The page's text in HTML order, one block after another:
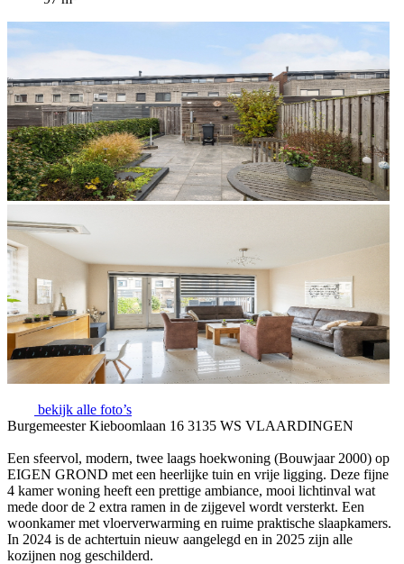
bekijk alle foto’s
Burgemeester Kieboomlaan 16 3135 WS VLAARDINGEN
Een sfeervol, modern, twee laags hoekwoning (Bouwjaar 2000) op
EIGEN GROND met een heerlijke tuin en vrije ligging. Deze fijne
4 kamer woning heeft een prettige ambiance, mooi lichtinval wat
mede door de 2 extra ramen in de zijgevel wordt versterkt. Een
woonkamer met vloerverwarming en ruime praktische slaapkamers.
In 2024 is de achtertuin nieuw aangelegd en in 2025 zijn alle
kozijnen nog geschilderd.